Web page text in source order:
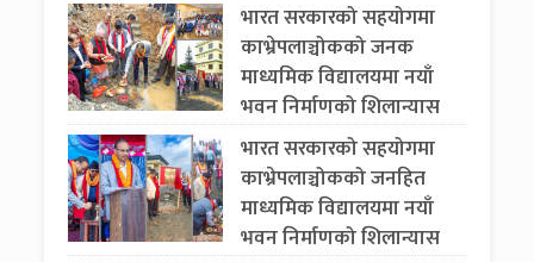
भारत सरकारको सहयोगमा
काभ्रेपलाञ्चोकको जनक
माध्यमिक विद्यालयमा नयाँ
भवन निर्माणको शिलान्यास
भारत सरकारको सहयोगमा
काभ्रेपलाञ्चोकको जनहित
माध्यमिक विद्यालयमा नयाँ
भवन निर्माणको शिलान्यास